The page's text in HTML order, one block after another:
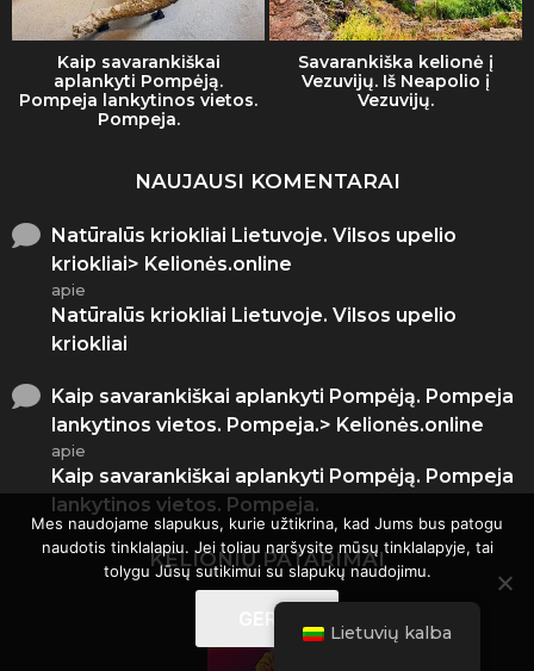
Kaip savarankiškai
aplankyti Pompėją.
Pompeja lankytinos vietos.
Pompeja.
Savarankiška kelionė į
Vezuvijų. Iš Neapolio į
Vezuvijų.
NAUJAUSI KOMENTARAI
Natūralūs kriokliai Lietuvoje. Vilsos upelio
kriokliai> Kelionės.online
apie
Natūralūs kriokliai Lietuvoje. Vilsos upelio
kriokliai
Kaip savarankiškai aplankyti Pompėją. Pompeja
lankytinos vietos. Pompeja.> Kelionės.online
apie
Kaip savarankiškai aplankyti Pompėją. Pompeja
lankytinos vietos. Pompeja.
KELIONIŲ PATARIMAI
Lietuvių kalba
Mes naudojame slapukus, kurie užtikrina, kad Jums bus patogu
naudotis tinklalapiu. Jei toliau naršysite mūsų tinklalapyje, tai
tolygu Jūsų sutikimui su slapukų naudojimu.